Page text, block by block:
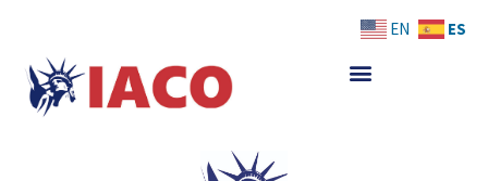
content
EN ES